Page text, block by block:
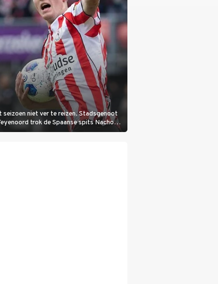
niet ver te reizen. Stadsgenoot
trok de Spaanse spits Nacho